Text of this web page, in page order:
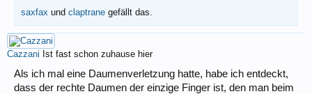
saxfax und claptrane gefällt das.
Cazzani Ist fast schon zuhause hier
Als ich mal eine Daumenverletzung hatte, habe ich entdeckt,
dass der rechte Daumen der einzige Finger ist, den man beim